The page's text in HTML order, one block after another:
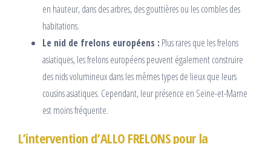
en hauteur, dans des arbres, des gouttières ou les combles des
habitations.
Le nid de frelons européens : Plus rares que les frelons
asiatiques, les frelons européens peuvent également construire
des nids volumineux dans les mêmes types de lieux que leurs
cousins asiatiques. Cependant, leur présence en Seine-et-Marne
est moins fréquente.
L’intervention d’ALLO FRELONS pour la